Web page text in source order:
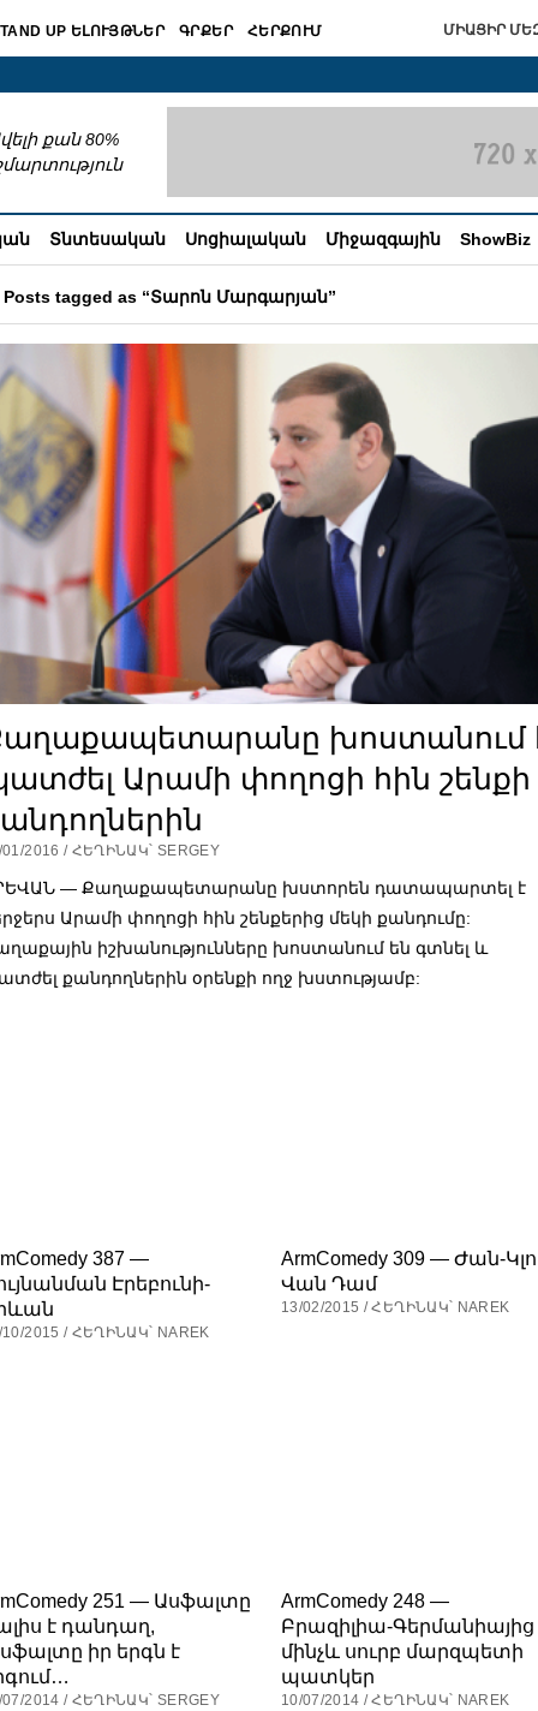
UP ԵԼՈՒՅԹՆԵՐ ԳՐՔԵՐ ՀԵՐՔՈՒՄ ՄԻԱՑԻՐ
քան 80%
Տնտեսական Սոցիալական Միջազգային ShowBiz
Posts tagged as “Տարոն Մարգարյան”
խոստանում
Արամի փողոցի հին շենքի
01/2016 / ՀԵՂԻՆԱԿ՝ SERGEY
— Քաղաքապետարանը խստորեն դատապարտել է
Արամի փողոցի հին շենքերից մեկի քանդումը:
իշխանությունները խոստանում են գտնել և
քանդողներին օրենքի ողջ խստությամբ:
387 —
Էրեբունի-
10/2015 / ՀԵՂԻՆԱԿ՝ NAREK
ArmComedy 309 — Ժան-
Վան Դամ
13/02/2015 / ՀԵՂԻՆԱԿ՝ NAREK
251 — Ասֆալտը
է դանդաղ,
իր երգն է
07/2014 / ՀԵՂԻՆԱԿ՝ SERGEY
ArmComedy 248 —
Բրազիլիա-Գերմանիայից
մինչև սուրբ մարզպետի
պատկեր
10/07/2014 / ՀԵՂԻՆԱԿ՝ NAREK